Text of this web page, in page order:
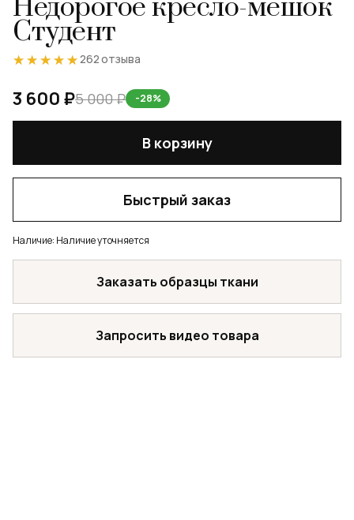
Недорогое кресло-мешок
Студент
★★★★★
★★★★★ 262 отзыва
3 600 ₽5 000 ₽ -28%
В корзину
Быстрый заказ
Наличие: Наличие уточняется
Заказать образцы ткани
Запросить видео товара